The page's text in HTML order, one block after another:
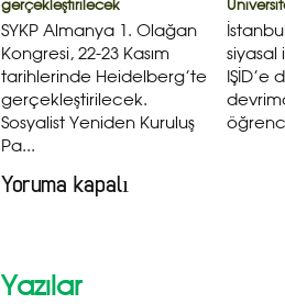
gerçekleştirilecek
SYKP Almanya 1. Olağan
Kongresi, 22-23 Kasım
tarihlerinde Heidelberg’te
gerçekleştirilecek.
Sosyalist Yeniden Kuruluş
Pa...
siyasal
IŞİD’e
Yoruma kapalı
Yazılar